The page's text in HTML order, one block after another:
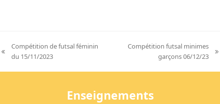
previous
Compétition de futsal féminin
du 15/11/2023
Compétition futsal minimes
garçons 06/12/23
Enseignements